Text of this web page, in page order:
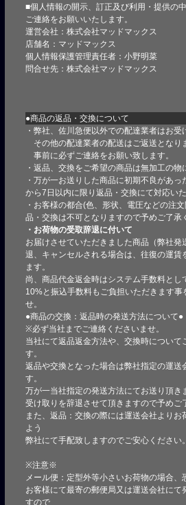
■個人情報の開示、訂正及び利用・提供の
ご連絡をお願いいたします。
運営会社：株式会社マッドマックス
店舗名：マッドマックス
個人情報保護管理責任者：小野明菜
問合せ先：株式会社マッドマックス
●商品の返品・交換について
・弊社、佐川急便以外での配達業者はお受
その他の配達業者の配送はご返送となり
事前に必ずご連絡をお願い致します。
・返品、交換をご希望の商品は無加工の物
・万が一お送りした商品に初期不良があっ
から7日以内に限り返品・交換にて対応い
・お客様の都合(色、形状、電圧などの注
品・交換は不可となりますので予めご了承
・お荷物の受取辞退に付いて
お届けさせていただきました商品（弊社発
退、キャンセルされる場合は、往復の運賃
ます。
尚、商品代金返金時はシステム手数料とし
10%と振込手数料もご負担いただきます事
せ。
●商品の交換：返品時の発送方法について●
※必ず当社までご連絡くださいませ。
当社にて返品返金方法や、交換時について
す。
返品や交換となった場合は弊社指定の運送
す。
万が一当社指定の発送方法にてお送り頂き
受け取りを辞退させて頂きますので予めご
また、返品：交換の際には運送会社よりお
よう
弊社にて手配致しますのでご安心ください。
※注意※
メール便：定型外等小さいお荷物の場合、
お客様にて最寄の郵便局又は運送会社にて
すので